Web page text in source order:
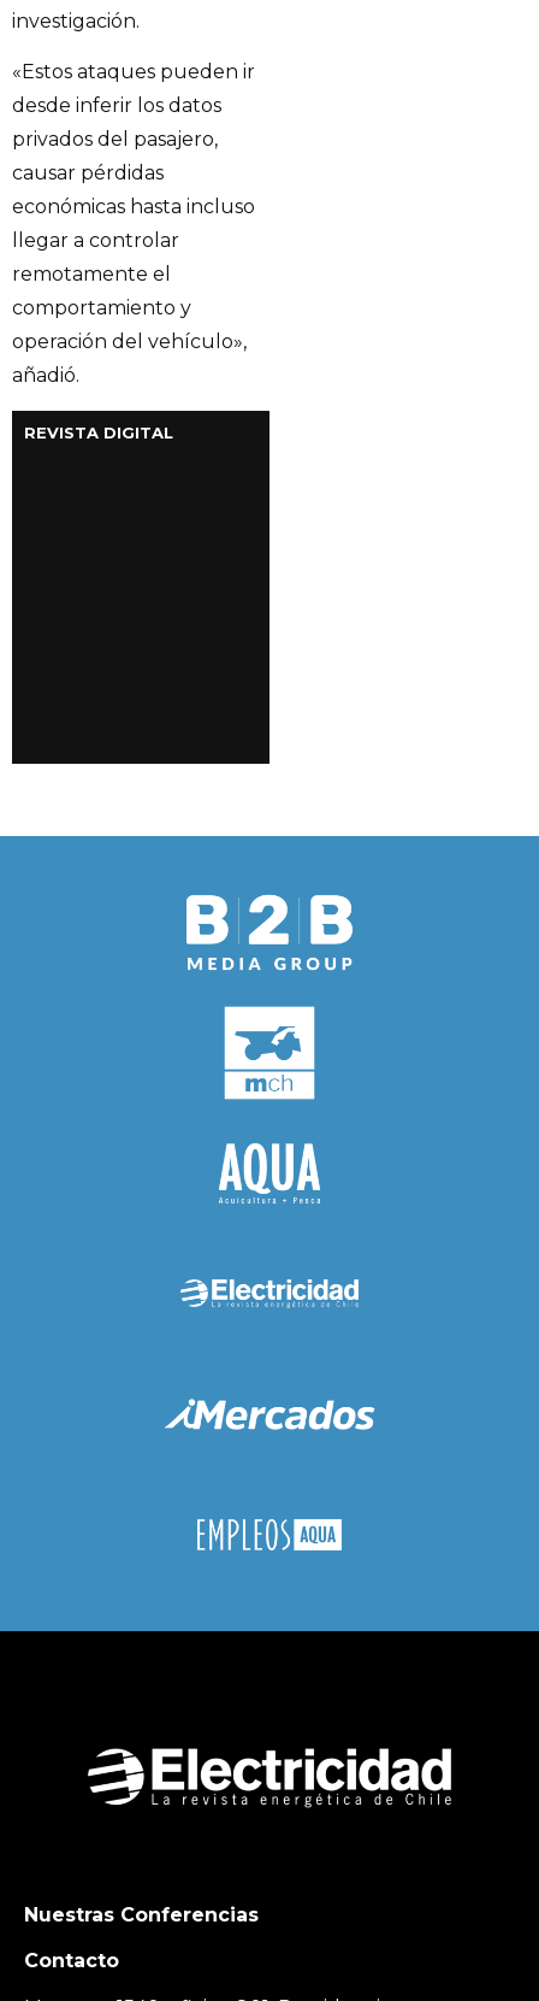
investigación.
«Estos ataques pueden ir
desde inferir los datos
privados del pasajero,
causar pérdidas
económicas hasta incluso
llegar a controlar
remotamente el
comportamiento y
operación del vehículo»,
añadió.
REVISTA DIGITAL
Nuestras Conferencias
Contacto